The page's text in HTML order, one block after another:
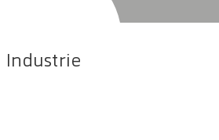
Industrie